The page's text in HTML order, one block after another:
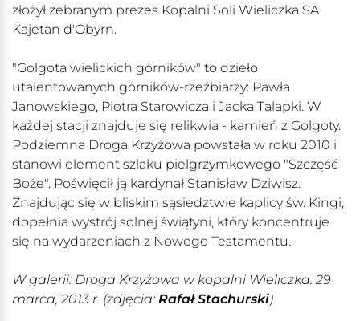
złożył zebranym prezes Kopalni Soli Wieliczka SA
Kajetan d'Obyrn.
"Golgota wielickich górników" to dzieło
utalentowanych górników-rzeźbiarzy: Pawła
Janowskiego, Piotra Starowicza i Jacka Talapki. W
każdej stacji znajduje się relikwia - kamień z Golgoty.
Podziemna Droga Krzyżowa powstała w roku 2010 i
stanowi element szlaku pielgrzymkowego "Szczęść
Boże". Poświęcił ją kardynał Stanisław Dziwisz.
Znajdując się w bliskim sąsiedztwie kaplicy św. Kingi,
dopełnia wystrój solnej świątyni, który koncentruje
się na wydarzeniach z Nowego Testamentu.
W galerii: Droga Krzyżowa w kopalni Wieliczka. 29
marca, 2013 r. (zdjęcia: Rafał Stachurski)